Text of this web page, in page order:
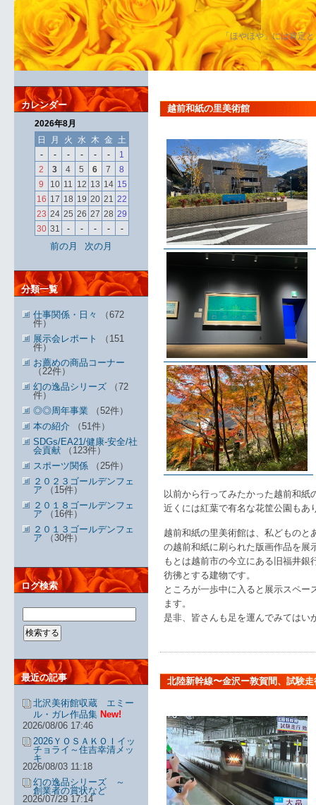
「ほやほや」には肯定
越前和紙の里美術館
以前から行ってみたかった越前和紙
近くには紅葉で有名な花筐公園もあ
越前和紙の里美術館は、私どものと
の越前和紙に刷られた版画作品を展
もとは越前市の今立にある旧福井
彷彿とする建物です。
ところが一歩中に入ると展示スペ
ます。
是非、皆さんも足を運んでみてはい
北陸新幹線〜金沢ー敦賀間、試験
カレンダー
2026年8月
日
月 火 水 木 金 土
-
- - - - -
1
2
3 4 5 6 7
8
9
10 11 12 13 14 15
16 17 18 19 20 21 22
23 24 25 26 27 28 29
30 31 - - - - -
前の月 次の月
分類一覧
仕事関係・日々
（672
件）
展示会レポート
（151
件）
お薦めの商品コーナー
（22件）
幻の逸品シリーズ （72
件）
◎◎周年事業 （52件）
本の紹介 （51件）
SDGs/EA21/健康-安全/社
会貢献 （123件）
スポーツ関係 （25件）
２０２３ゴールデンフェ
ア （15件）
２０１８ゴールデンフェ
ア （16件）
２０１３ゴールデンフェ
ア （30件）
ログ検索
最近の記事
北沢美術館収蔵 エミー
ル・ガレ作品集 New!
2026/08/06 17:46
2026ＹＯＳＡＫＯＩイッ
チョライ～住吉幸清メッ
キ
2026/08/03 11:18
幻の逸品シリーズ ～
創業者の賞状など
2026/07/29 17:14